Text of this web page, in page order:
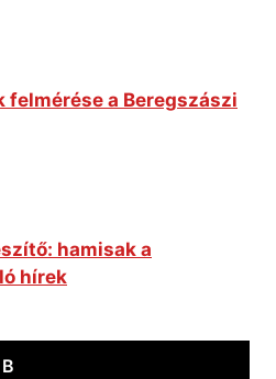
felmérése a Beregszászi
hamisak a
hírek